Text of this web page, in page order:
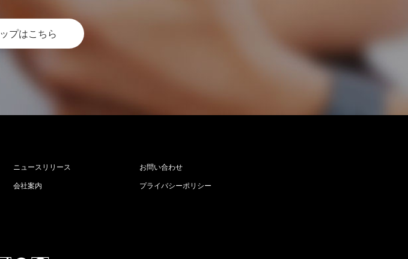
プはこちら
ニュースリリース
会社案内
お問い合わせ
プライバシーポリシー